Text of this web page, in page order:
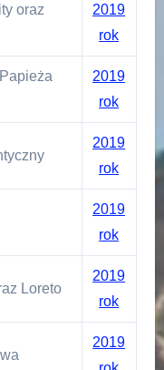
oraz
2019
rok
2019
rok
2019
rok
2019
rok
Loreto
2019
rok
2019